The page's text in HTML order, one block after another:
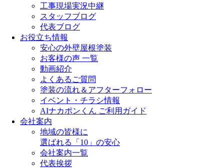
工事現場実況中継
スタッフブログ
代表ブログ
お役立ち情報
安心の外壁屋根塗装
お客様の声 一覧
動画紹介
よくあるご質問
塗装の流れ＆アフターフォロー
イベント・チラシ情報
AIナカポンくん ご利用ガイド
会社案内
地域の皆様に
選ばれる「10」の安心
会社案内一覧
代表挨拶